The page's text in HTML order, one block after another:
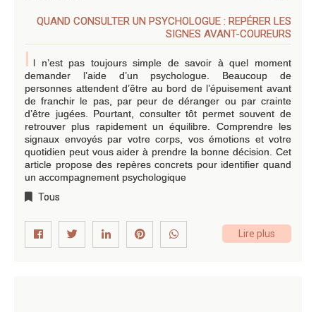
QUAND CONSULTER UN PSYCHOLOGUE : REPÉRER LES
SIGNES AVANT-COUREURS
I l n’est pas toujours simple de savoir à quel moment
demander l’aide d’un psychologue. Beaucoup de
personnes attendent d’être au bord de l’épuisement avant
de franchir le pas, par peur de déranger ou par crainte
d’être jugées. Pourtant, consulter tôt permet souvent de
retrouver plus rapidement un équilibre. Comprendre les
signaux envoyés par votre corps, vos émotions et votre
quotidien peut vous aider à prendre la bonne décision. Cet
article propose des repères concrets pour identifier quand
un accompagnement psychologique
Tous
Lire plus